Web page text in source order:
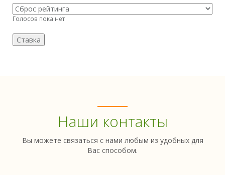
Голосов пока нет
Наши контакты
Вы можете связаться с нами любым из удобных для
Вас способом.